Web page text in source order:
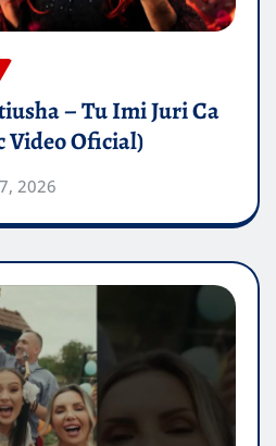
– Tu Imi Juri Ca
Video Oficial)
2026